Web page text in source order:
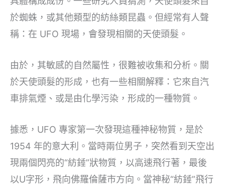
於蜘蛛，或其他類型的紡絲類昆蟲。但經常有人聲
稱：在 UFO 現場，會發現相關的天使頭髮。
由於，其敏感的自然屬性，很難被收集和分析。關
於天使頭髮的形成，也有一些相關解釋：它來自汽
車排氣煙、或是由化學污染，形成的一種物質。
據悉，UFO 專家第一次發現這種神秘物質，是於
1954 年的意大利。當時兩位男子，突然看到天空出
現兩個閃亮的“紡錘”狀物質，以高速飛行著，最後
以U字形，飛向佛羅倫薩市方向。當神秘“紡錘”飛行